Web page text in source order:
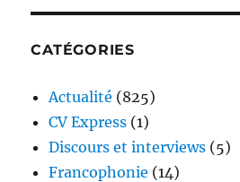
CATÉGORIES
Actualité (825)
CV Express (1)
Discours et interviews (5)
Francophonie (14)